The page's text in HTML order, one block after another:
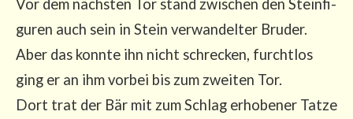
Vor dem nächs­ten Tor stand zwi­schen den Stein­fi­
gu­ren auch sein in Stein ver­wan­del­ter Bru­der.
Aber das konn­te ihn nicht schre­cken, furcht­los
ging er an ihm vor­bei bis zum zwei­ten Tor.
Dort trat der Bär mit zum Schlag erho­be­ner Tat­ze